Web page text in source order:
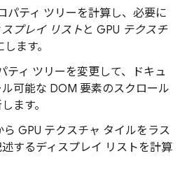
パティ ツリーを計算し、必要に
スプレイ リスト と GPU テクスチ
します。
ティ ツリーを変更して、ドキュ
可能な DOM 要素のスクロール
ます。
GPU テクスチャ タイルをラス
するディスプレイ リストを計算